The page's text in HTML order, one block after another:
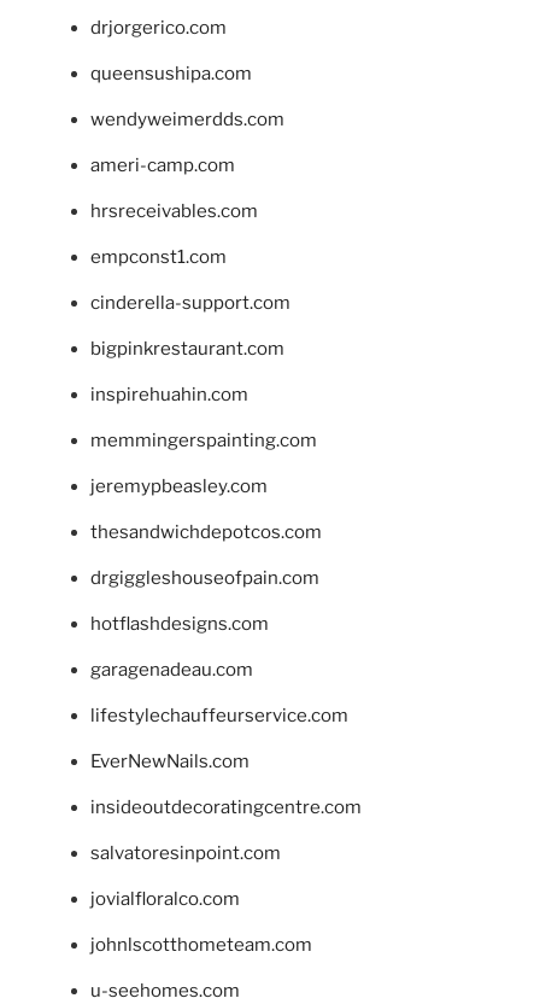
drjorgerico.com
queensushipa.com
wendyweimerdds.com
ameri-camp.com
hrsreceivables.com
empconst1.com
cinderella-support.com
bigpinkrestaurant.com
inspirehuahin.com
memmingerspainting.com
jeremypbeasley.com
thesandwichdepotcos.com
drgiggleshouseofpain.com
hotflashdesigns.com
garagenadeau.com
lifestylechauffeurservice.com
EverNewNails.com
insideoutdecoratingcentre.com
salvatoresinpoint.com
jovialfloralco.com
johnlscotthometeam.com
u-seehomes.com